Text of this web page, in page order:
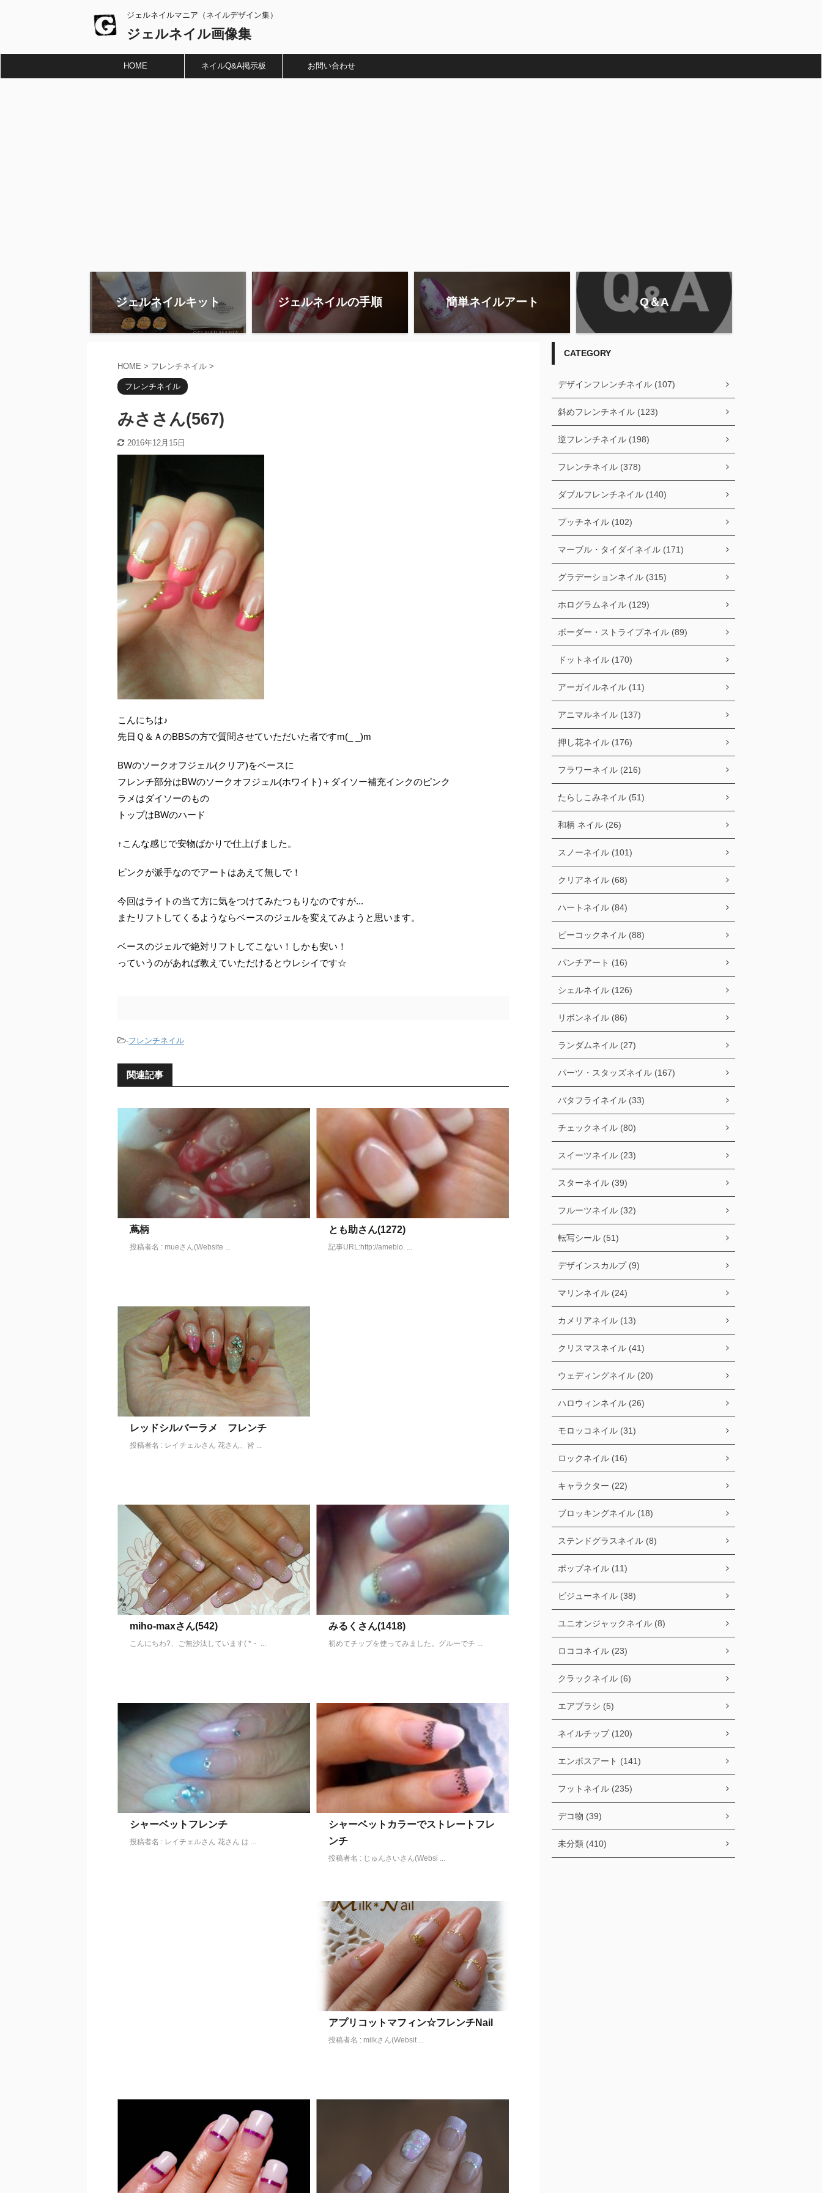
ジェルネイルマニア（ネイルデザイン集）
ジェルネイル画像集
HOME ネイルQ&A掲示板 お問い合わせ
ジェルネイルキット ジェルネイルの手順 簡単ネイルアート Q＆A
HOME > フレンチネイル >
フレンチネイル
みささん(567)
2016年12月15日
こんにちは♪
先日Ｑ＆ＡのBBSの方で質問させていただいた者ですm(_ _)m
BWのソークオフジェル(クリア)をベースに
フレンチ部分はBWのソークオフジェル(ホワイト)＋ダイソー補充インクのピンク
ラメはダイソーのもの
トップはBWのハード
↑こんな感じで安物ばかりで仕上げました。
ピンクが派手なのでアートはあえて無しで！
今回はライトの当て方に気をつけてみたつもりなのですが...
またリフトしてくるようならベースのジェルを変えてみようと思います。
ベースのジェルで絶対リフトしてこない！しかも安い！
っていうのがあれば教えていただけるとウレシイです☆
-フレンチネイル
関連記事
蔦柄
投稿者名 : mueさん(Website ...
とも助さん(1272)
記事URL:http://ameblo. ...
レッドシルバーラメ フレンチ
投稿者名 : レイチェルさん 花さん、皆 ...
miho-maxさん(542)
こんにちわ?、ご無沙汰しています( *・ ...
みるくさん(1418)
初めてチップを使ってみました。グルーでチ ...
シャーベットフレンチ
投稿者名 : レイチェルさん 花さん は ...
シャーベットカラーでストレートフレ
ンチ
投稿者名 : じゅんさいさん(Websi ...
アプリコットマフィン☆フレンチNail
投稿者名 : milkさん(Websit ...
CATEGORY
デザインフレンチネイル (107)
斜めフレンチネイル (123)
逆フレンチネイル (198)
フレンチネイル (378)
ダブルフレンチネイル (140)
プッチネイル (102)
マーブル・タイダイネイル (171)
グラデーションネイル (315)
ホログラムネイル (129)
ボーダー・ストライプネイル (89)
ドットネイル (170)
アーガイルネイル (11)
アニマルネイル (137)
押し花ネイル (176)
フラワーネイル (216)
たらしこみネイル (51)
和柄 ネイル (26)
スノーネイル (101)
クリアネイル (68)
ハートネイル (84)
ピーコックネイル (88)
パンチアート (16)
シェルネイル (126)
リボンネイル (86)
ランダムネイル (27)
パーツ・スタッズネイル (167)
バタフライネイル (33)
チェックネイル (80)
スイーツネイル (23)
スターネイル (39)
フルーツネイル (32)
転写シール (51)
デザインスカルプ (9)
マリンネイル (24)
カメリアネイル (13)
クリスマスネイル (41)
ウェディングネイル (20)
ハロウィンネイル (26)
モロッコネイル (31)
ロックネイル (16)
キャラクター (22)
ブロッキングネイル (18)
ステンドグラスネイル (8)
ポップネイル (11)
ビジューネイル (38)
ユニオンジャックネイル (8)
ロココネイル (23)
クラックネイル (6)
エアブラシ (5)
ネイルチップ (120)
エンボスアート (141)
フットネイル (235)
デコ物 (39)
未分類 (410)